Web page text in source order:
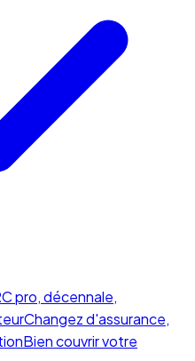
pro, décennale,
Changez d'assurance,
Bien couvrir votre